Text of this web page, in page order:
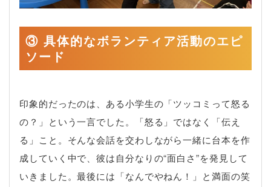
③ 具体的なボランティア活動のエピ
ソード
印象的だったのは、ある小学生の「ツッコミって怒る
の？」という一言でした。「怒る」ではなく「伝え
る」こと。そんな会話を交わしながら一緒に台本を作
成していく中で、彼は自分なりの“面白さ”を発見して
いきました。最後には「なんでやねん！」と満面の笑